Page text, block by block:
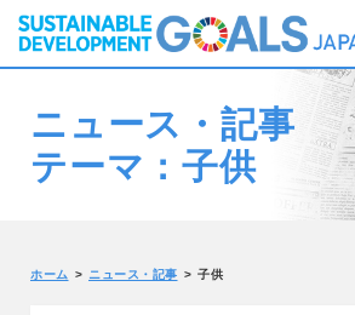
ニュース・記事
テーマ：子供
ホーム ニュース・記事 子供